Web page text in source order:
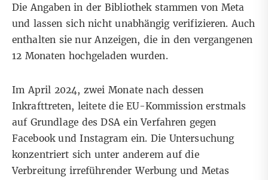
Die Angaben in der Bibliothek stammen von Meta
und lassen sich nicht unabhängig verifizieren. Auch
enthalten sie nur Anzeigen, die in den vergangenen
12 Monaten hochgeladen wurden.
Im April 2024, zwei Monate nach dessen
Inkrafttreten, leitete die EU-Kommission erstmals
auf Grundlage des DSA ein Verfahren gegen
Facebook und Instagram ein. Die Untersuchung
konzentriert sich unter anderem auf die
Verbreitung irreführender Werbung und Metas